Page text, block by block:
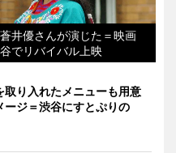
井優さんが演じた＝映画
でリバイバル上映
取り入れたメニューも用意
ージ＝渋谷にすとぷりの